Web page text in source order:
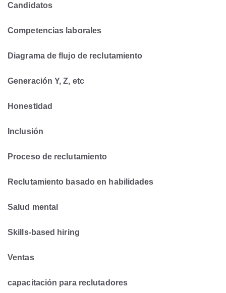
Candidatos
Competencias laborales
Diagrama de flujo de reclutamiento
Generación Y, Z, etc
Honestidad
Inclusión
Proceso de reclutamiento
Reclutamiento basado en habilidades
Salud mental
Skills-based hiring
Ventas
capacitación para reclutadores